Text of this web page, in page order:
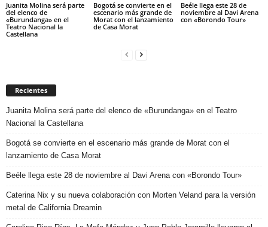
Juanita Molina será parte
del elenco de
«Burundanga» en el
Teatro Nacional la
Castellana
Bogotá se convierte en el
escenario más grande de
Morat con el lanzamiento
de Casa Morat
Beéle llega este 28 de
noviembre al Davi Arena
con «Borondo Tour»
Recientes
Juanita Molina será parte del elenco de «Burundanga» en el Teatro
Nacional la Castellana
Bogotá se convierte en el escenario más grande de Morat con el
lanzamiento de Casa Morat
Beéle llega este 28 de noviembre al Davi Arena con «Borondo Tour»
Caterina Nix y su nueva colaboración con Morten Veland para la versión
metal de California Dreamin